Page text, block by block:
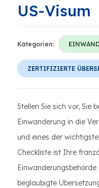
US-Visum
Kategorien:
ZERTIFIZIERTE
Stellen Sie sich vor, Sie
Einwanderung in die
und eines der
Checkliste ist Ihre
beglaubigte